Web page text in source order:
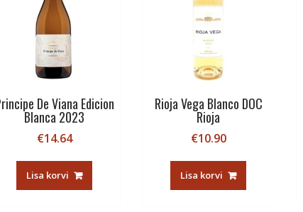
De Viana Edicion
Blanca 2023
€14.64
Lisa korvi
Rioja Vega Blanco DOC
Rioja
€10.90
Lisa korvi